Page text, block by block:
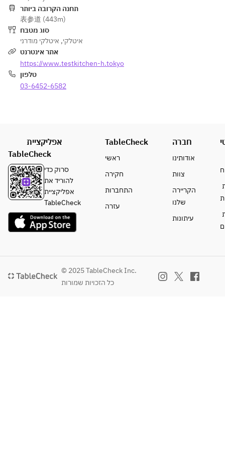
תחנה הקרובה ביותר
表参道 (443m)
סוג מטבח
איטלקי, איטלקי מודרני
אתר אינטרנט
https://www.testkitchen-h.tokyo
טלפון
03-6452-6582
אפליקציית
TableCheck
סרוק כדי
להוריד את
אפליקציית
TableCheck
TableCheck
ראשי
חקירה
התחברות
עזרה
חברה
אודותינו
צוות
הקריירה
שלנו
עיתונות
© 2025 TableCheck Inc.
כל הזכויות שמורות